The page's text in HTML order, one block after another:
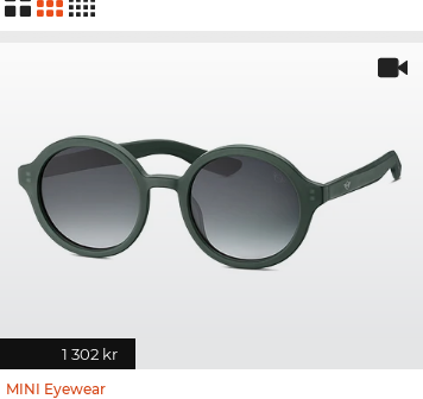
1 302 kr
MINI Eyewear